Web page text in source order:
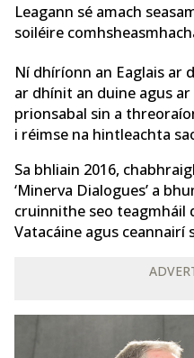
Leagann sé amach
soiléire
Ní dhíríonn an Eaglais ar
ar dhínit an duine agus
prionsabal sin a
i réimse na hintleachta
Sa bhliain 2016,
‘Minerva Dialogues’ a
cruinnithe seo teagmháil
Vatacáine agus ceannairí